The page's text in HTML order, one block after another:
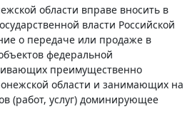
области вправе вносить в
власти Российской
о передаче или продаже в
федеральной
преимущественно
области и занимающих на
(работ, услуг) доминирующее